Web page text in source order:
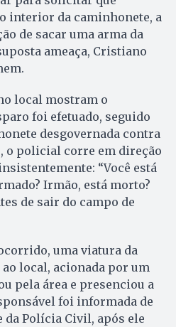
interior da caminhonete, a
de sacar uma arma da
ameaça, Cristiano
local mostram o
foi efetuado, seguido
desgovernada contra
o policial corre em direção
“Você está
Irmão, está morto?
de sair do campo de
uma viatura da
local, acionada por um
pela área e presenciou a
foi informada de
da Polícia Civil, após ele